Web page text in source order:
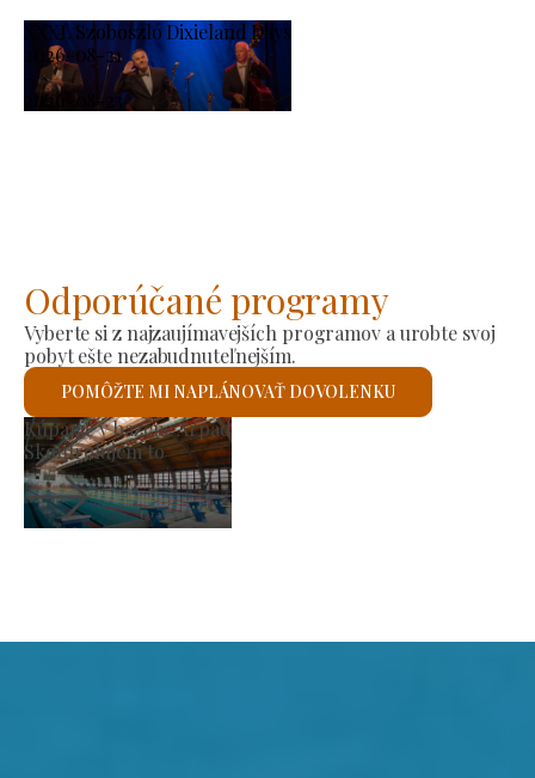
XXXI. Szoboszló Dixieland Days
2026-08-21
-
2026-08-23
Odporúčané programy
Vyberte si z najzaujímavejších programov a urobte svoj
pobyt ešte nezabudnuteľnejším.
POMÔŽTE MI NAPLÁNOVAŤ DOVOLENKU
Trh výrobcov
Skontrolujem to